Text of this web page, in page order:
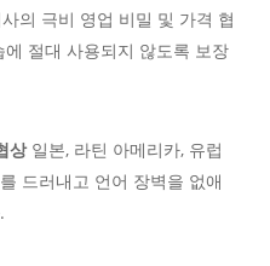
의 극비 영업 비밀 및 가격 협
절대 사용되지 않도록 보장
상일본, 라틴 아메리카, 유럽
드러내고 언어 장벽을 없애